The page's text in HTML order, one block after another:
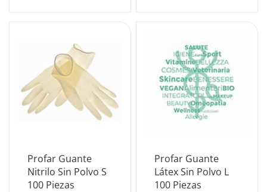
Profar Guante
Nitrilo Sin Polvo S
100 Piezas
Profar Guante
Látex Sin Polvo L
100 Piezas